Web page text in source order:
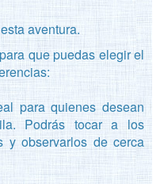
aventura.
que puedas elegir el
para quienes desean
Podrás tocar a los
y observarlos de cerca